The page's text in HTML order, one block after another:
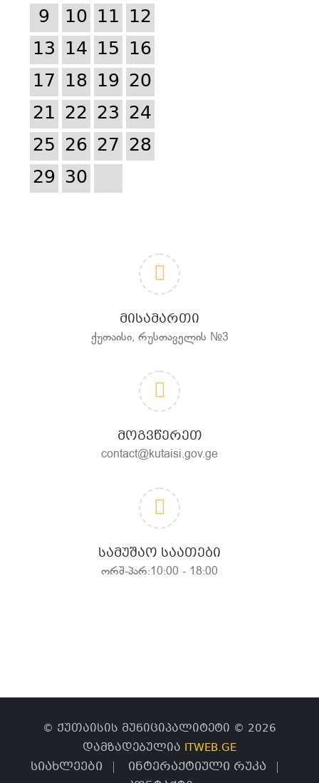
9
10 11 12
13 14 15 16
17 18 19 20
21 22 23 24
25 26 27 28
29 30
ᲛᲘᲡᲐᲛᲐᲠᲗᲘ
ქუთაისი, რუსთაველის №3
ᲛᲝᲒᲕᲬᲔᲠᲔᲗ
contact@kutaisi.gov.ge
ᲡᲐᲛᲣᲨᲐᲝ ᲡᲐᲐᲗᲔᲑᲘ
ორშ-პარ:10:00 - 18:00
© ქუთაისის მუნიციპალიტეტი © 2026
დამზადებულია ITWEB.GE
სიახლეები
ინტერაქტიული რუკა